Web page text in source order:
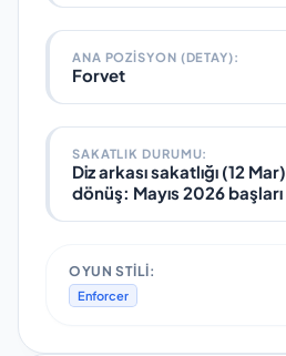
ANA POZISYON (DETAY):
Forvet
SAKATLIK DURUMU:
Diz arkası sakatlığı (12 Mar)
dönüş: Mayıs 2026 başları
OYUN STILI:
Enforcer